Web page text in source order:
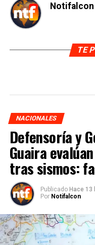
Notifalcon
TE
NACIONALES
Defensoría y
Guaira
tras sismos:
Publicado Hace 13
Por Notifalcon